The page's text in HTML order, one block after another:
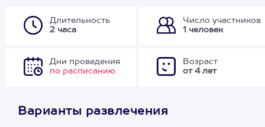
Длительность
2 часа
Число участников
1 человек
Дни проведения
по расписанию
Возраст
от 4 лет
Варианты развлечения